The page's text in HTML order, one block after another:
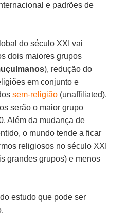
e padrões de
do século XXI vai
dois maiores grupos
), redução do
em conjunto e
sem-religião (unaffiliated).
serão o maior grupo
Além da mudança de
o mundo tende a ficar
religiosos no século XXI
grandes grupos) e menos
estudo que pode ser